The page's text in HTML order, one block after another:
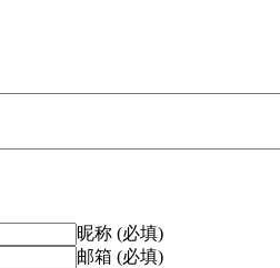
昵称 (必填)
邮箱 (必填)